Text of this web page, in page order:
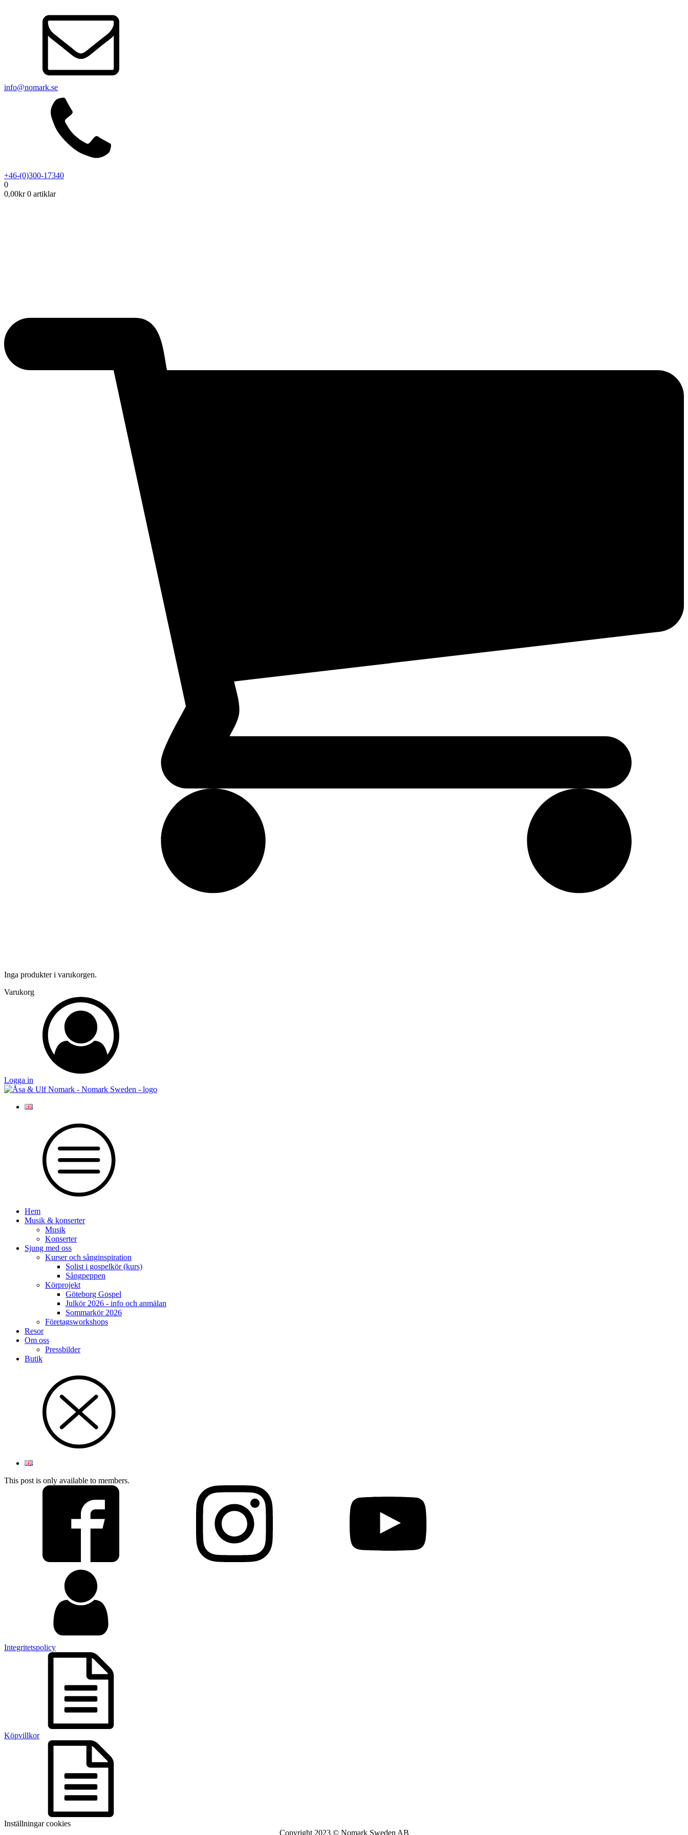
info@nomark.se
+46-(0)300-17340
0
0,00kr 0 artiklar
Inga produkter i varukorgen.
Varukorg
Logga in
Hem
Musik & konserter
Musik
Konserter
Sjung med oss
Kurser och sånginspiration
Solist i gospelkör (kurs)
Sångpeppen
Körprojekt
Göteborg Gospel
Julkör 2026 - info och anmälan
Sommarkör 2026
Företagsworkshops
Resor
Om oss
Pressbilder
Butik
This post is only available to members.
Integritetspolicy
Köpvillkor
Inställningar cookies
Copyright 2023 © Nomark Sweden AB